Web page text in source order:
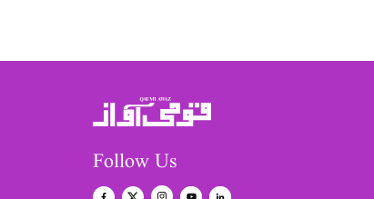
Follow Us